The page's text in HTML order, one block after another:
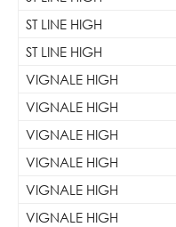
ST LINE HIGH
ST LINE HIGH
VIGNALE HIGH
VIGNALE HIGH
VIGNALE HIGH
VIGNALE HIGH
VIGNALE HIGH
VIGNALE HIGH